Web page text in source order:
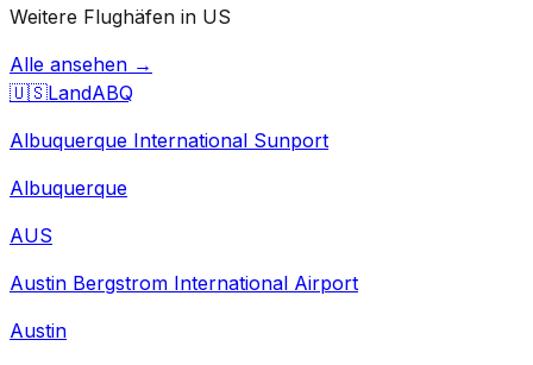
Weitere Flughäfen in US
Alle ansehen →
🇺🇸LandABQ
Albuquerque International Sunport
Albuquerque
AUS
Austin Bergstrom International Airport
Austin